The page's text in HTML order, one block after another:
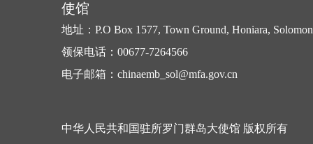
使馆
地址：P.O Box 1577, Town Ground, Honiara,
领保电话：00677-7264566
电子邮箱：chinaemb_sol@mfa.gov.cn
中华人民共和国驻所罗门群岛大使馆 版权所有